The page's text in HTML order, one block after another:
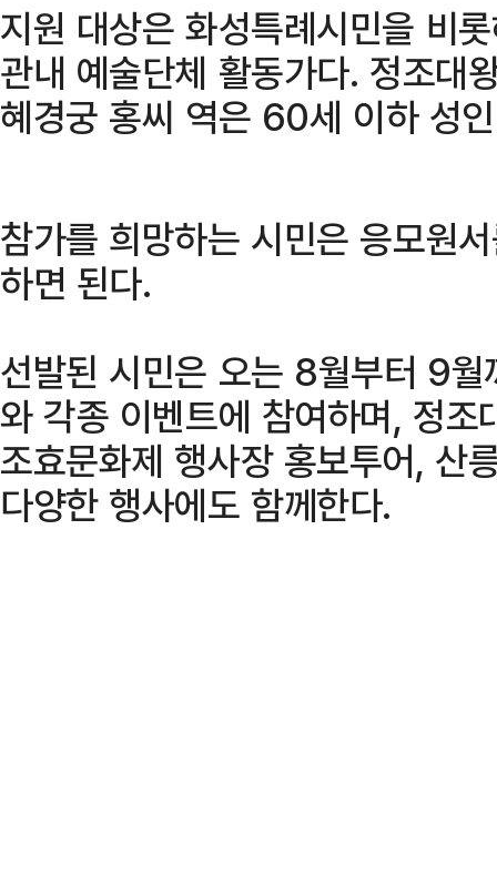
지원 대상은 화성특례시민을 비
관내 예술단체 활동가다. 정조대
혜경궁 홍씨 역은 60세 이하 성
참가를 희망하는 시민은 응모원
하면 된다.
선발된 시민은 오는 8월부터 9
와 각종 이벤트에 참여하며, 정
조효문화제 행사장 홍보투어, 산
다양한 행사에도 함께한다.